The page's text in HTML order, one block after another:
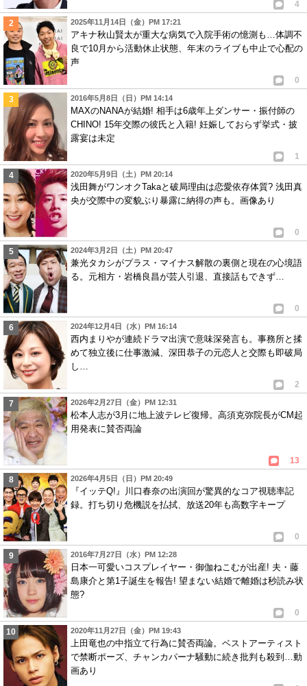
4
2025年11月14日（金）PM 17:21
アキナ秋山賢太が重大な病気で入院手術の憶測も…体調不
良で10月から活動休止状態、年末のライブも中止で心配の
声
0
2016年5月8日（日）PM 14:14
MAXのNANAが結婚! 相手は6歳年上ダンサー・振付師の
CHINO! 15年交際の彼氏と入籍! 妊娠しておらず挙式・披
露宴は未定
1
2020年5月9日（土）PM 20:14
浅田舞がワンオクTakaと破局理由は恋愛依存体質? 浅田真
央が交際中の変貌ぶり暴露に納得の声も。画像あり
0
2024年3月2日（土）PM 20:47
兼光タカシがプラス・マイナス解散の裏側と現在の心境語
る。元相方・岩橋良昌が芸人引退、直接話もできず…
0
2024年12月4日（水）PM 16:14
西内まりやが連続ドラマ出演で意味深発言も。事務所と揉
めて独立後に仕事激減、深田恭子の元恋人と交際も即破局
し…
2
2026年2月27日（金）PM 12:31
松本人志が3月に地上波テレビ復帰。高須克弥院長がCM起
用発表に賛否両論
13
2026年4月5日（日）PM 20:49
『イッテQ!』川口春奈の出演回が驚異的なコア視聴率記
録。打ち切り危機説を払拭、放送20年も高数字キープ
0
2016年7月27日（水）PM 12:28
日本一可愛いコスプレイヤー・御伽ねこむが出産! 夫・藤
島康介と第1子誕生を報告! 望まない結婚で離婚は秒読み状
態?
0
2020年11月27日（金）PM 19:43
上田竜也の中指立て行為に賛否両論。ベストアーティスト
で禁断ポーズ、チャンカパーナ騒動に続き批判も殺到…動
画あり